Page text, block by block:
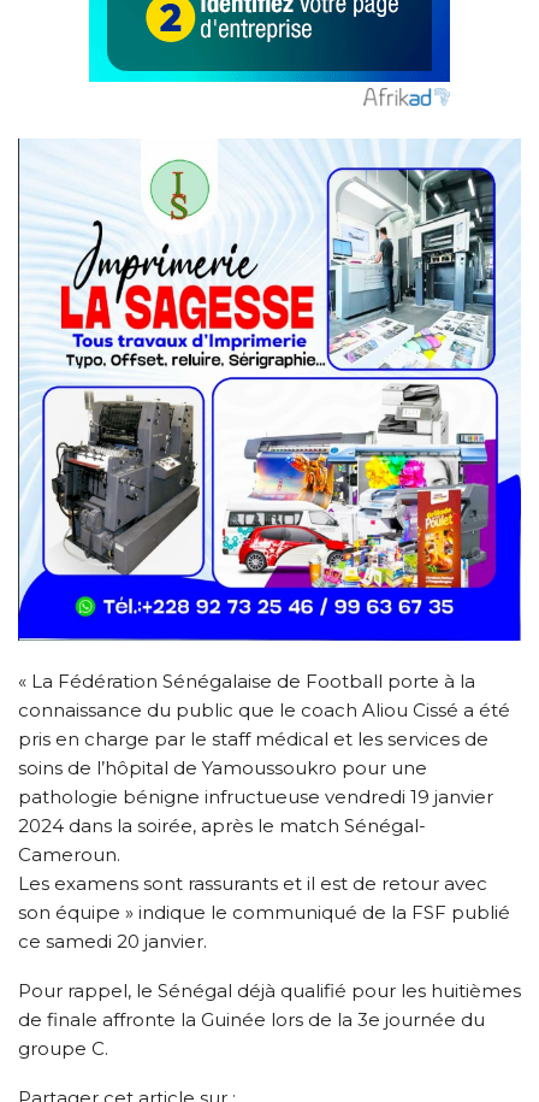
« La Fédération Sénégalaise de Football porte à la
connaissance du public que le coach Aliou Cissé a été
pris en charge par le staff médical et les services de
soins de l’hôpital de Yamoussoukro pour une
pathologie bénigne infructueuse vendredi 19 janvier
2024 dans la soirée, après le match Sénégal-
Cameroun.
Les examens sont rassurants et il est de retour avec
son équipe » indique le communiqué de la FSF publié
ce samedi 20 janvier.
Pour rappel, le Sénégal déjà qualifié pour les huitièmes
de finale affronte la Guinée lors de la 3e journée du
groupe C.
Partager cet article sur :